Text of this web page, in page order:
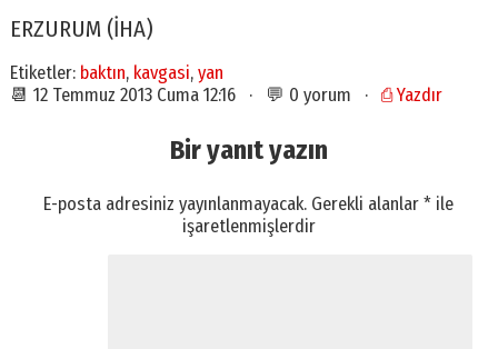
ERZURUM (İHA)
Etiketler: baktın, kavgasi, yan
📆 12 Temmuz 2013 Cuma 12:16 · 💬 0 yorum · ⎙ Yazdır
Bir yanıt yazın
E-posta adresiniz yayınlanmayacak. Gerekli alanlar* ile
işaretlenmişlerdir